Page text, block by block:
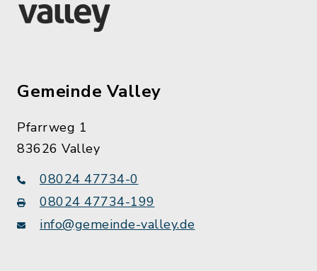
Gemeinde Valley
Pfarrweg 1
83626 Valley
08024 47734-0
08024 47734-199
info@gemeinde-valley.de